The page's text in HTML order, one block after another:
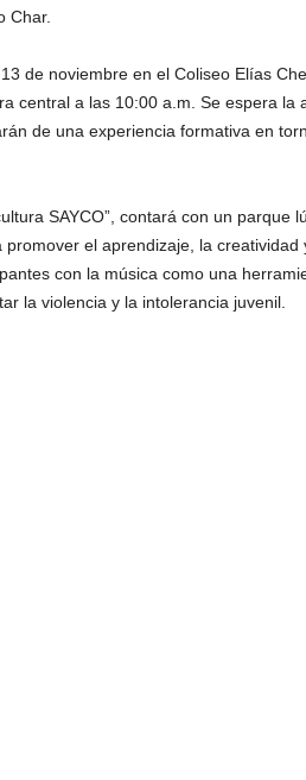
Char.
de noviembre en el Coliseo Elías
central a las 10:00 a.m. Se espera la
de una experiencia formativa en
SAYCO”, contará con un parque
el aprendizaje, la creatividad
con la música como una
la violencia y la intolerancia juvenil.